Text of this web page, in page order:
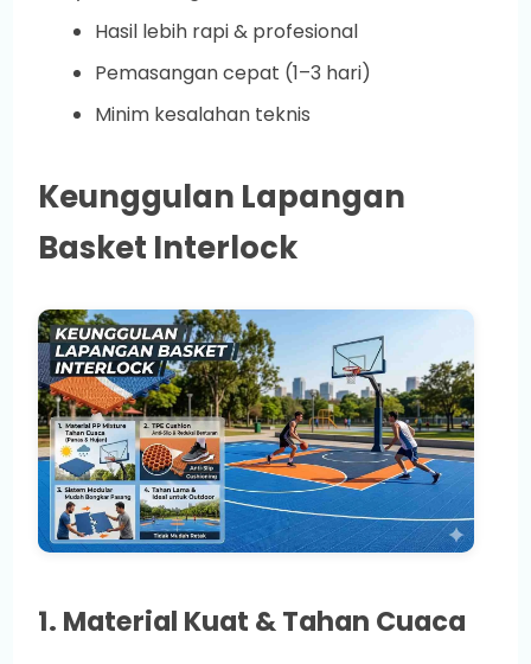
Hasil lebih rapi & profesional
Pemasangan cepat (1–3 hari)
Minim kesalahan teknis
Keunggulan Lapangan
Basket Interlock
1. Material Kuat & Tahan Cuaca